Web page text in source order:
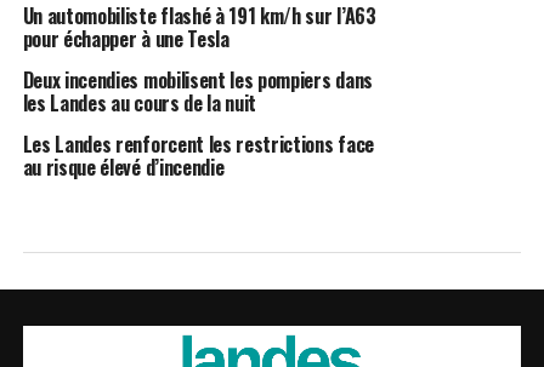
Un automobiliste flashé à 191 km/h sur l’A63
pour échapper à une Tesla
Deux incendies mobilisent les pompiers dans
les Landes au cours de la nuit
Les Landes renforcent les restrictions face
au risque élevé d’incendie